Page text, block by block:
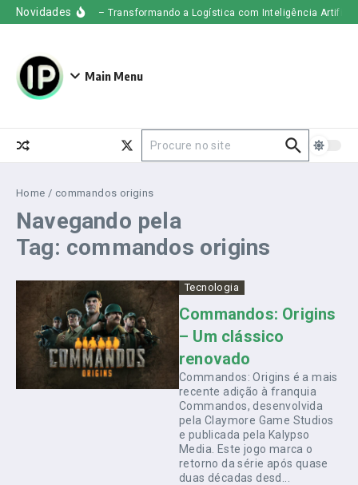
Ir para o conteúdo
Novidades
Uber Freight – Transformando a Logística com Inteligência Artificial
Main Menu
Home / commandos origins
Navegando pela
Tag: commandos origins
Tecnologia
Commandos: Origins
– Um clássico
renovado
Commandos: Origins é a mais
recente adição à franquia
Commandos, desenvolvida
pela Claymore Game Studios
e publicada pela Kalypso
Media. Este jogo marca o
retorno da série após quase
duas décadas desd...